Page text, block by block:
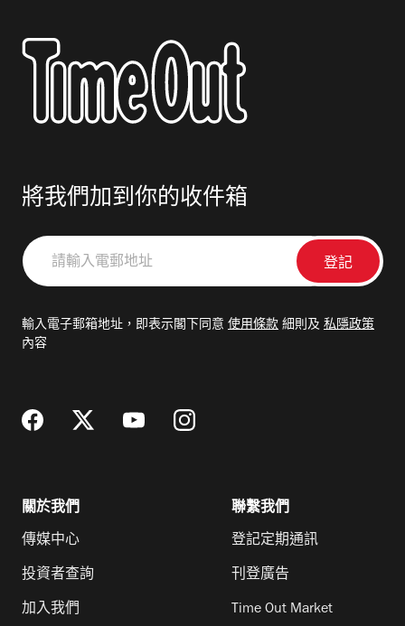
將我們加到你的收件箱
請
輸
郵
輸入電子郵箱地址，即表示閣下同意 使用條款 細則及 私隱政策
內容
關於我們
傳媒中心
投資者查詢
加入我們
聯繫我們
登記定期通訊
刊登廣告
Time Out Market